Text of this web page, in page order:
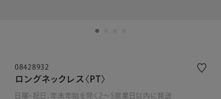
08428932
ロングネックレス〈PT〉
日曜・祝日、年末年始を除く2～5営業日以内に発送